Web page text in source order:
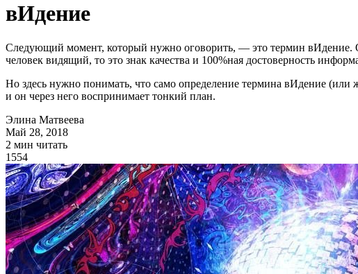
вИдение
Следующий момент, который нужно оговорить, — это термин вИдение.
человек видящий, то это знак качества и 100%ная достоверность
Но здесь нужно понимать, что само определение термина вИдение (или
и он через него воспринимает тонкий план.
Элина Матвеева
Май 28, 2018
2 мин читать
1554